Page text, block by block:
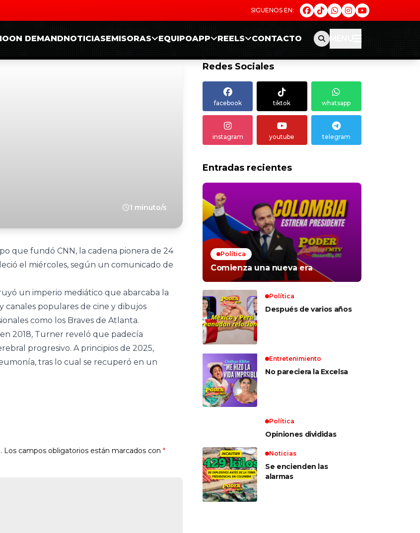
ON DEMANDNOTICIASEMISORAS EQUIPOAPP REELS CONTACTO MENU
1 minuto/s
que fundó CNN, la cadena pionera de 24
el miércoles, según un comunicado de
un imperio mediático que abarcaba la
canales populares de cine y dibujos
como los Braves de Atlanta.
2018, Turner reveló que padecía
progresivo. A principios de 2025,
tras lo cual se recuperó en un
Los campos obligatorios están marcados con *
Redes Sociales
facebook tiktok whatsapp
instagram youtube telegram
Entradas recientes
Política
Comienza una nueva era
Política
Después de varios años
Entretenimiento
No pareciera la Excelsa
Política
Opiniones divididas
Noticias
Se encienden las
alarmas